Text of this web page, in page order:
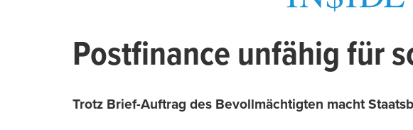
Postfinance unfähig für
Trotz Brief-Auftrag des Bevollmächtigten macht